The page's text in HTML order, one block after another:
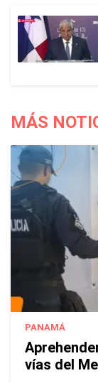
MÁS
PANAMÁ
vías del